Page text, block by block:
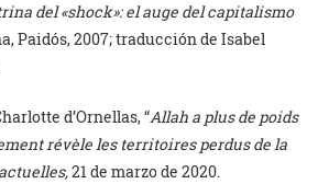
del «shock»: el auge del capitalismo
Paidós, 2007; traducción de Isabel
d’Ornellas, “Allah a plus de poids
révèle les territoires perdus de la
21 de marzo de 2020.